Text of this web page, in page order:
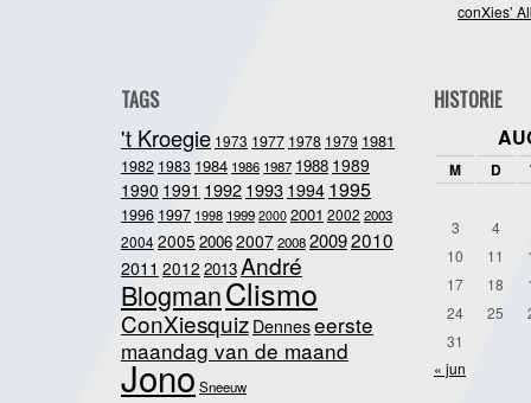
conXies’
TAGS
't Kroegie 1973 1977 1978 1979 1981
1982 1983 1984 1986 1987 1988 1989
1990 1991 19921993 1994 1995
1996 1997 1998 1999 2000 2001 2002 2003
20042005 20062007200820092010
2011 2012 2013André
BlogmanClismo
ConXiesquiz Denneseerste
maandag van de maand
JonoSneeuw
HISTORIE
M D
3
4
10
11
17
18
24
25
31
« jun